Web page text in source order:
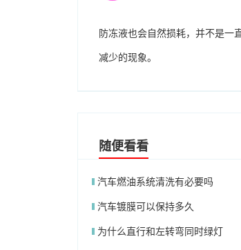
防冻液也会自然损耗，并不是一
减少的现象。
随便看看
汽车燃油系统清洗有必要吗
汽车镀膜可以保持多久
为什么直行和左转弯同时绿灯